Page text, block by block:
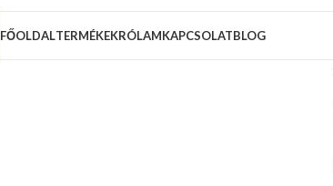
FŐOLDALTERMÉKEKRÓLAMKAPCSOLATBLOG